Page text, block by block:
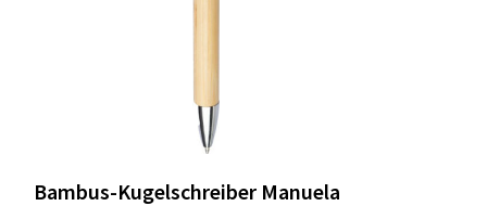
Bambus-Kugelschreiber Manuela